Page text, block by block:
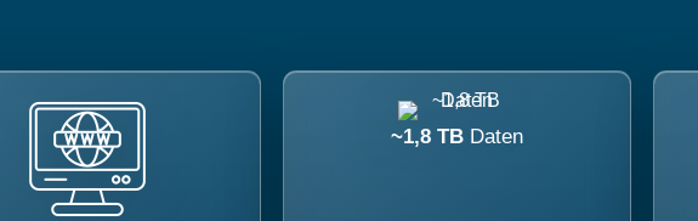
~1,8 TB Daten